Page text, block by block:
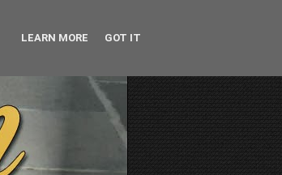
LEARN MORE GOT IT